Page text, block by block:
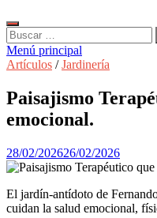
Buscar:
Menú principal
Artículos /Jardinería
Paisajismo
emocional.
28/02/202626/02/2026
El jardín-antídoto de
cuidan la salud emocional,